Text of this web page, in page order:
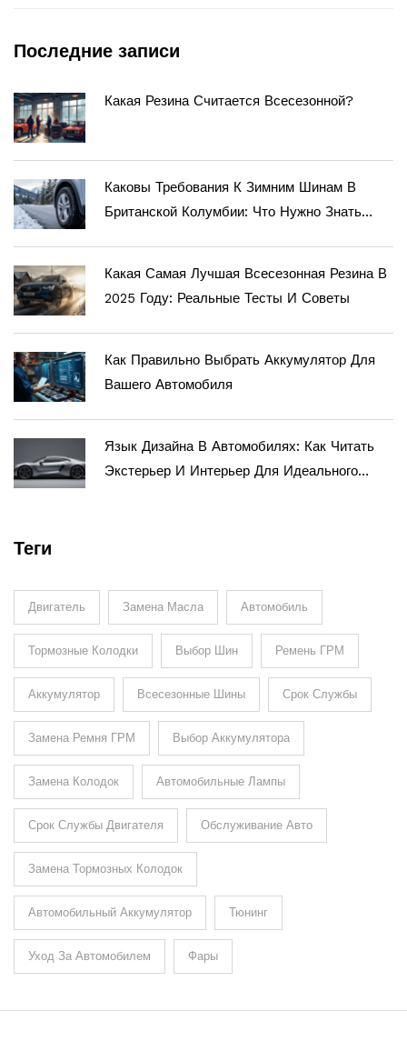
Последние записи
Какая Резина Считается Всесезонной?
Каковы Требования К Зимним Шинам В
Британской Колумбии: Что Нужно Знать
Какая Самая Лучшая Всесезонная Резина В
2025 Году: Реальные Тесты И Советы
Как Правильно Выбрать Аккумулятор Для
Вашего Автомобиля
Язык Дизайна В Автомобилях: Как Читать
Экстерьер И Интерьер Для Идеального
Теги
Двигатель Замена Масла Автомобиль
Тормозные Колодки Выбор Шин Ремень ГРМ
Аккумулятор Всесезонные Шины Срок Службы
Замена Ремня ГРМ Выбор Аккумулятора
Замена Колодок Автомобильные Лампы
Срок Службы Двигателя Обслуживание Авто
Замена Тормозных Колодок
Автомобильный Аккумулятор Тюнинг
Уход За Автомобилем Фары